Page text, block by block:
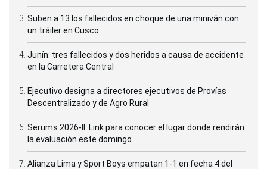
Suben a 13 los fallecidos en choque de una miniván con
un tráiler en Cusco
Junín: tres fallecidos y dos heridos a causa de accidente
en la Carretera Central
Ejecutivo designa a directores ejecutivos de Provías
Descentralizado y de Agro Rural
Serums 2026-II: Link para conocer el lugar donde rendirán
la evaluación este domingo
Alianza Lima y Sport Boys empatan 1-1 en fecha 4 del